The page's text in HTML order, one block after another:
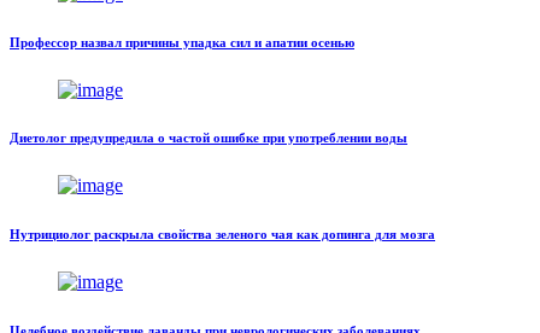
Профессор назвал причины упадка сил и апатии осенью
Диетолог предупредила о частой ошибке при употреблении воды
Нутрициолог раскрыла свойства зеленого чая как допинга для мозга